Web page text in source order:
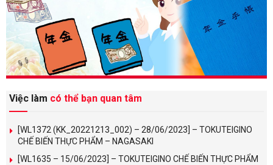
Việc làm có thể bạn quan tâm
[WL1372 (KK_20221213_002) – 28/06/2023] – TOKUTEIGINO
CHẾ BIẾN THỰC PHẨM – NAGASAKI
[WL1635 – 15/06/2023] – TOKUTEIGINO CHẾ BIẾN THỰC PHẨM